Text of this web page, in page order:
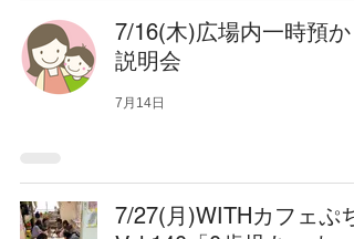
7/16(木)広場内一時預か
説明会
7月14日
7/27(月)WITHカフェぷち